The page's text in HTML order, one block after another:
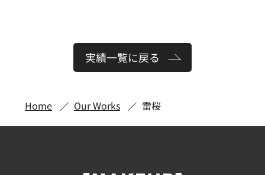
実績一覧に戻る
Home Our Works 雷桜